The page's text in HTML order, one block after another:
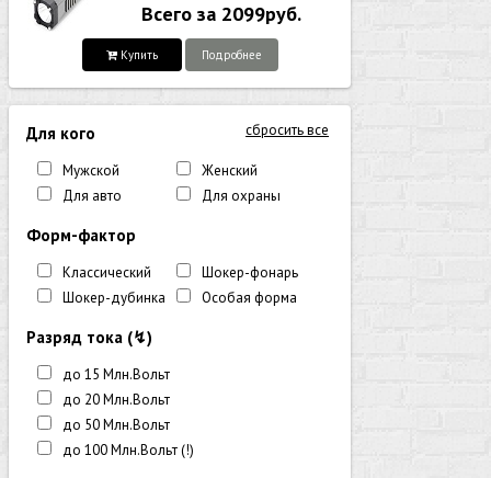
Всего за 2099руб.
Купить Подробнее
сбросить все
Для кого
Мужской
Женский
Для авто
Для охраны
Форм-фактор
Классический
Шокер-фонарь
Шокер-дубинка
Особая форма
Разряд тока (↯)
до 15 Млн.Вольт
до 20 Млн.Вольт
до 50 Млн.Вольт
до 100 Млн.Вольт (!)